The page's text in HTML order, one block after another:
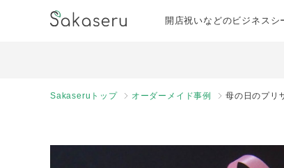
開店祝いなどのビジネスシ
Sakaseruトップ オーダーメイド事例 母の日のプリ